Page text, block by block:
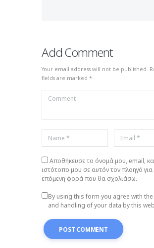
Add Comment
Your email address will not be published.
fields are marked *
Αποθήκευσε το όνομά μου, email,
ιστότοπο μου σε αυτόν τον πλοηγό για
επόμενη φορά που θα σχολιάσω.
By using this form you agree with
and handling of your data by this